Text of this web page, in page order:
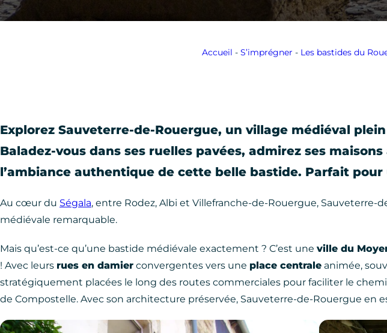
Accueil - S’imprégner - Les bastides du
Explorez Sauveterre-de-Rouergue, un village médiéval
Baladez-vous dans ses ruelles pavées, admirez ses
l’ambiance authentique de cette belle bastide. Parfait
Au cœur du Ségala, entre Rodez, Albi et Villefranche-de-Rouergue,
médiévale remarquable.
Mais qu’est-ce qu’une bastide médiévale exactement ? C’est une ville du
! Avec leurs rues en damier convergentes vers une place centrale animée,
stratégiquement placées le long des routes commerciales pour faciliter le
de Compostelle. Avec son architecture préservée, Sauveterre-de-Rouergue en